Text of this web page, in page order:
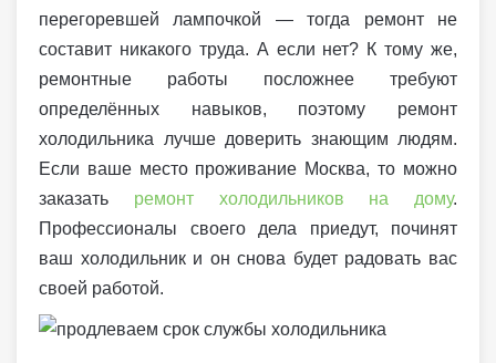
перегоревшей лампочкой — тогда ремонт не
составит никакого труда. А если нет? К тому же,
ремонтные работы посложнее требуют
определённых навыков, поэтому ремонт
холодильника лучше доверить знающим людям.
Если ваше место проживание Москва, то можно
заказать ремонт холодильников на дому.
Профессионалы своего дела приедут, починят
ваш холодильник и он снова будет радовать вас
своей работой.